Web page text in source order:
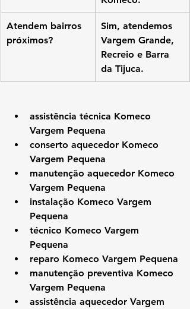
Atendem bairros
próximos?
Sim, atendemos
Vargem Grande,
Recreio e Barra
da Tijuca.
assistência técnica Komeco
Vargem Pequena
conserto aquecedor Komeco
Vargem Pequena
manutenção aquecedor Komeco
Vargem Pequena
instalação Komeco Vargem
Pequena
técnico Komeco Vargem
Pequena
reparo Komeco Vargem Pequena
manutenção preventiva Komeco
Vargem Pequena
assistência aquecedor Vargem